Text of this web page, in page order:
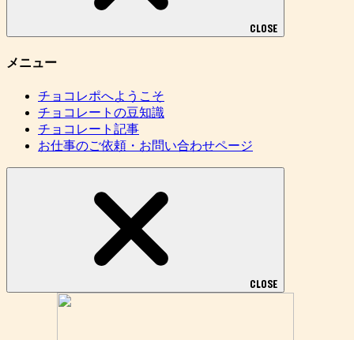
CLOSE
チョコレポへようこそ
チョコレートの豆知識
お仕事のご依頼・お問い合わせページ